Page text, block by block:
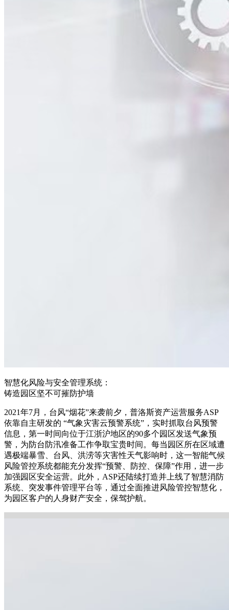
智慧化风险与安全管理系统：
铸造园区坚不可摧防护墙
2021年7月，台风“烟花”来袭前夕，普洛斯资产运营服务ASP
依靠自主研发的 “气象灾害云预警系统”，实时抓取台风预警
信息，第一时间向位于江浙沪地区的90多个园区发送气象预
警，为防台防汛准备工作争取宝贵时间。每当园区所在区域遭
遇极端暴雪、台风、洪涝等灾害性天气影响时，这一智能气候
风险管控系统都能充分发挥“预警、防控、保障”作用，进一步
加强园区安全运营。此外，ASP还陆续打造并上线了智慧消防
系统、突发事件管理平台等，通过全面推进风险管控智慧化，
为园区客户的人身财产安全，保驾护航。